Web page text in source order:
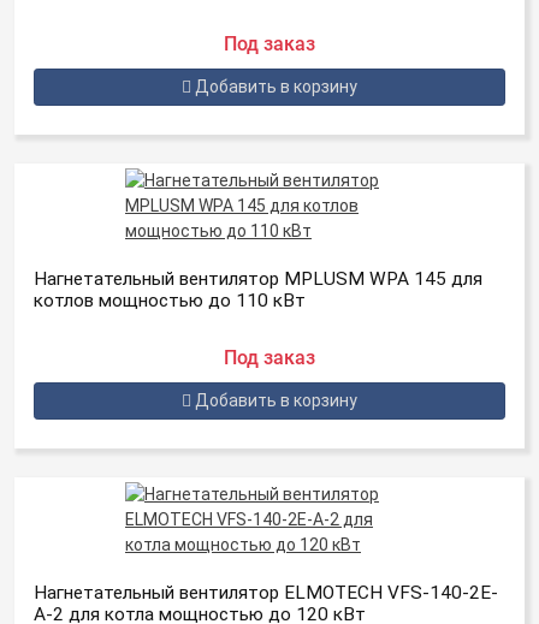
Под заказ
Добавить в корзину
Нагнетательный вентилятор MPLUSM WPA 145 для
котлов мощностью до 110 кВт
Под заказ
Добавить в корзину
Нагнетательный вентилятор ELMOTECH VFS-140-2E-
A-2 для котла мощностью до 120 кВт